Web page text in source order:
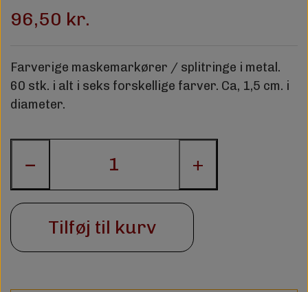
96,50 kr.
Farverige maskemarkører / splitringe i metal.
60 stk. i alt i seks forskellige farver. Ca, 1,5 cm. i
diameter.
− +
Tilføj til kurv